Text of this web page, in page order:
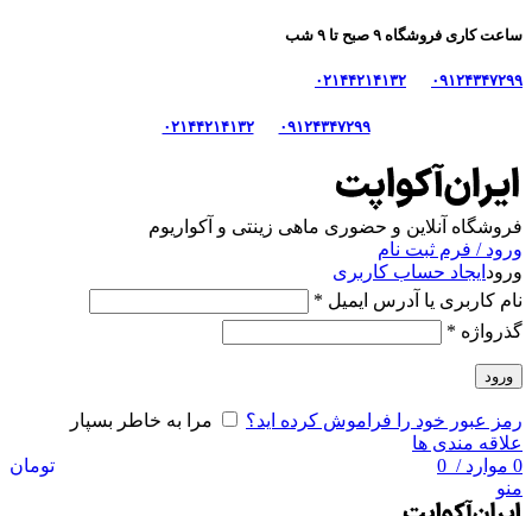
ساعت کاری فروشگاه ۹ صبح تا ۹ شب
۰۹۱۲۴۳۴۷۲۹۹ ۰۲۱۴۴۲۱۴۱۳۲
۰۹۱۲۴۳۴۷۲۹۹ ۰۲۱۴۴۲۱۴۱۳۲
فروشگاه آنلاین و حضوری ماهی‌ زینتی و آکواریوم
ورود / فرم ثبت نام
ورود ایجاد حساب کاربری
نام کاربری یا آدرس ایمیل *
گذرواژه *
ورود
رمز عبور خود را فراموش کرده اید؟
مرا به خاطر بسپار
علاقه مندی ها
0 موارد / تومان
منو